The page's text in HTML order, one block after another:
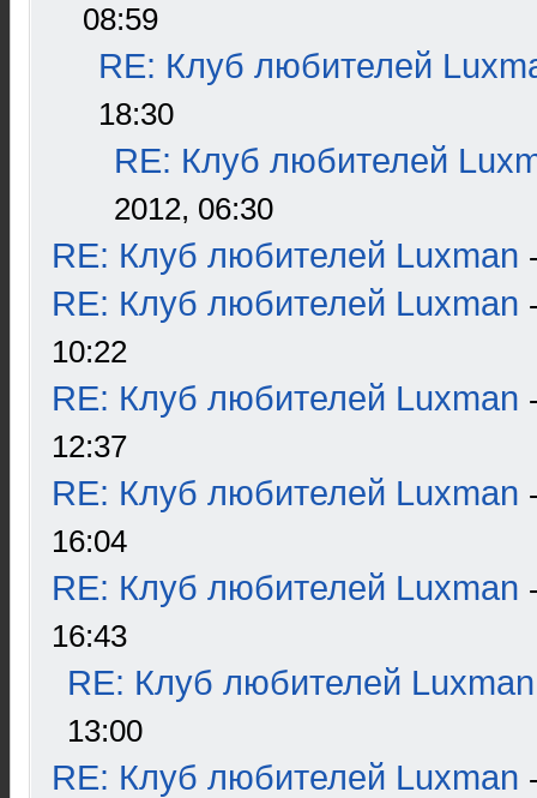
08:59
RE: Клуб любителей
18:30
RE: Клуб любителей
2012, 06:30
RE: Клуб любителей Luxman
RE: Клуб любителей Luxman
10:22
RE: Клуб любителей Luxman
12:37
RE: Клуб любителей Luxman
16:04
RE: Клуб любителей Luxman
16:43
RE: Клуб любителей Luxman
13:00
RE: Клуб любителей Luxman